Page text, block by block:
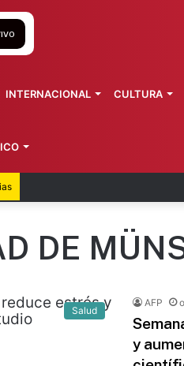
INTERNACIONAL CULTURA
DE
Salud
AFP
y